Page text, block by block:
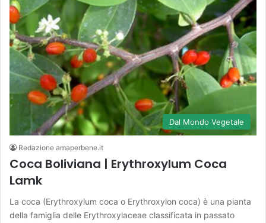
Dal Mondo Vegetale
Redazione amaperbene.it
Coca Boliviana | Erythroxylum Coca
Lamk
La coca (Erythroxylum coca o Erythroxylon coca) è una pianta
della famiglia delle Erythroxylaceae classificata in passato